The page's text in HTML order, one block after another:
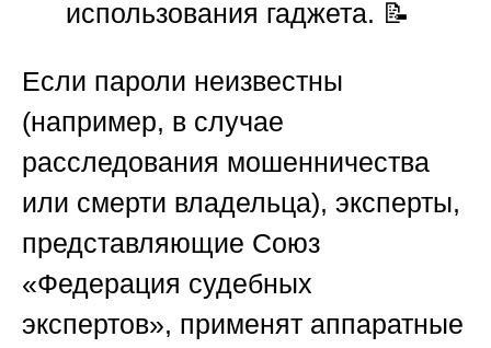
использования гаджета. 📝
Если пароли неизвестны
(например, в случае
расследования мошенничества
или смерти владельца), эксперты,
представляющие Союз
«Федерация судебных
экспертов», применят аппаратные